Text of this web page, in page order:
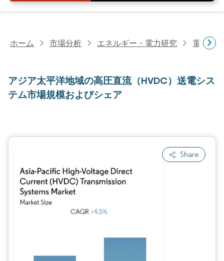
ホーム 市場分析 エネルギー・電力研究 電力研究
アジア太平洋地域の高圧直流（HVDC）送電シス
テム市場規模およびシェア
Share